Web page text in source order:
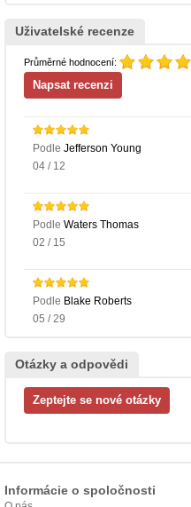
Uživatelské recenze
Průměrné hodnocení:
Podle Jefferson Young
04 / 12
Podle Waters Thomas
02 / 15
Podle Blake Roberts
05 / 29
Otázky a odpovědi
Informácie o spoločnosti